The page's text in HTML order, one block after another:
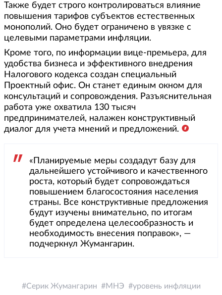
Также будет строго контролироваться влияние
повышения тарифов субъектов естественных
монополий. Оно будет ограничено в увязке с
целевыми параметрами инфляции.
Кроме того, по информации вице-премьера, для
удобства бизнеса и эффективного внедрения
Налогового кодекса создан специальный
Проектный офис. Он станет единым окном для
консультаций и сопровождения. Разъяснительная
работа уже охватила 130 тысяч
предпринимателей, налажен конструктивный
диалог для учета мнений и предложений.
«Планируемые меры создадут базу для
дальнейшего устойчивого и качественного
роста, который будет сопровождаться
повышением благосостояния населения
страны. Все конструктивные предложения
будут изучены внимательно, по итогам
будет определена целесообразность и
необходимость внесения поправок», —
подчеркнул Жумангарин.
Серик Жумангарин МНЭ уровень инфляции